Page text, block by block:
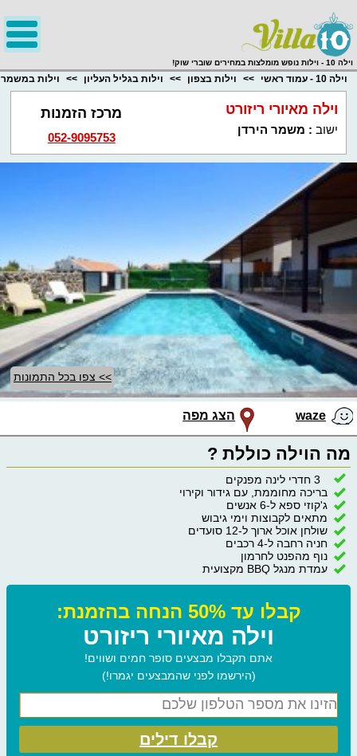
וילה 10 - וילות נופש מומלצות במחירים שוברי שוק!
וילה 10 - עמוד ראשי וילות בצפון וילות בגליל העליון וילות במשמר
וילה מאיורי ריזורט
ישוב : משמר הירדן
מרכז הזמנות
052-9095753
>> צפו בכל התמונות
waze הצג מפה
מה הוילה כוללת ?
3 חדרי לינה מפנקים
בריכה מחוממת, עם גידור וקירוי
ג'קוזי ספא ל-6 אנשים
מתאים לקבוצות וימי גיבוש
שולחן אוכל ארוך ל-12 סועדים
חניה רחבה ל-4 רכבים
נוף מהפנט לחרמון
עמדת מנגל BBQ מקצועית
קבלו עד 50% הנחה בהזמנת:
וילה מאיורי ריזורט
אתם תקבלו מבצעים סופר חמים ושווים!
(הירשמו לפני שהמבצעים יגמרו!)
קבלו דילים